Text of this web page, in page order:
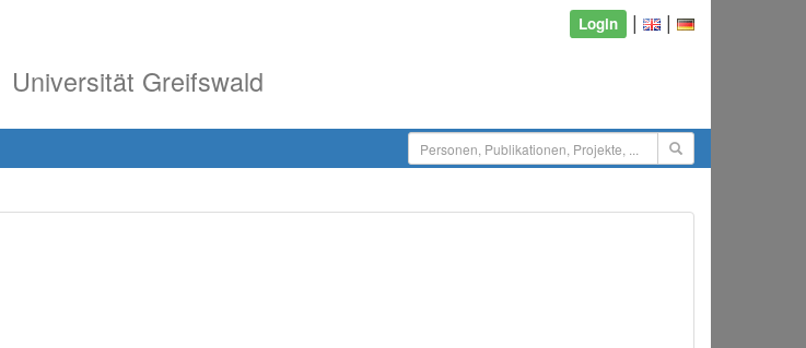
Login | |
Universität Greifswald